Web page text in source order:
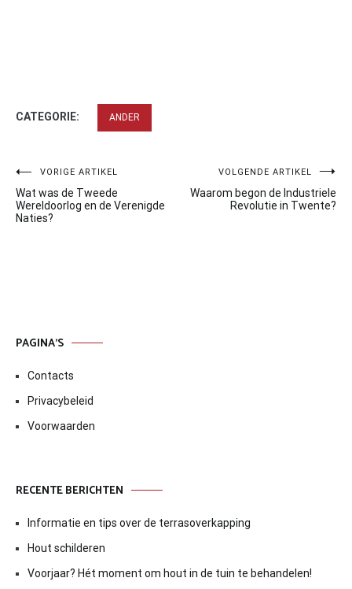
CATEGORIE: ANDER
Bericht
navigatie
VORIGE ARTIKEL
Wat was de Tweede
Wereldoorlog en de Verenigde
Naties?
VOLGENDE ARTIKEL
Waarom begon de Industriele
Revolutie in Twente?
PAGINA’S
Contacts
Privacybeleid
Voorwaarden
RECENTE BERICHTEN
Informatie en tips over de terrasoverkapping
Hout schilderen
Voorjaar? Hét moment om hout in de tuin te behandelen!